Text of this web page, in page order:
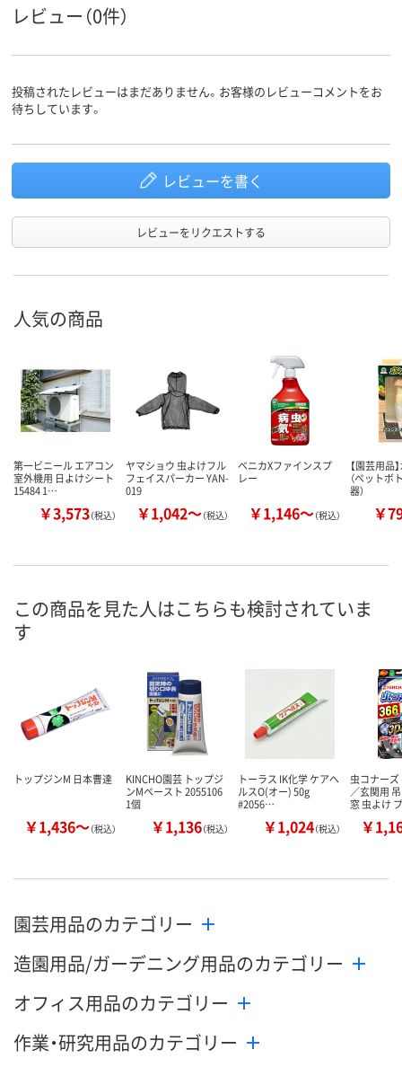
レビュー（0件）
投稿されたレビューはまだありません。お客様のレビューコメントをお
待ちしています。
レビューを書く
レビューをリクエストする
人気の商品
第一ビニール エアコン
室外機用 日よけシート
15484 1…
￥3,573（税込）
ヤマショウ 虫よけフル
フェイスパーカー YAN-
019
￥1,042～（税込）
ベニカXファインスプ
レー
￥1,146～（税込）
【園芸用品
（ペットボ
器）
￥
この商品を見た人はこちらも検討されていま
す
トップジンM 日本曹達
￥1,436～（税込）
KINCHO園芸 トップジ
ンMペースト 2055106
1個
￥1,136（税込）
トーラス IK化学 ケアヘ
ルスO(オー) 50g
#2056…
￥1,024（税込）
虫コナー
／玄関用
窓 虫よけ
￥
園芸用品のカテゴリー
造園用品/ガーデニング用品のカテゴリー
オフィス用品のカテゴリー
作業・研究用品のカテゴリー